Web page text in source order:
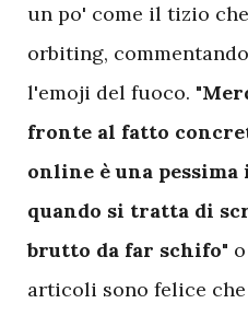
un po' come il tizio
orbiting,
l'emoji del fuoco. "
fronte al fatto
online è una pessima
quando si tratta di
brutto da far schifo"
articoli sono felice